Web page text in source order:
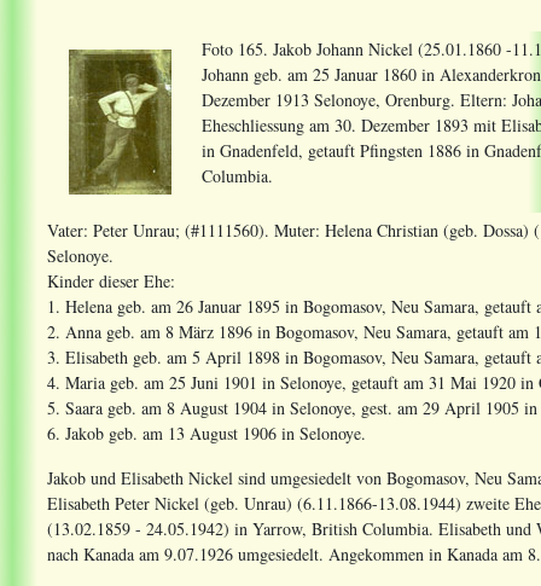
Foto 165. Jakob Johann Nickel (25.01.1860 -
Johann geb. am 25 Januar 1860 in
Dezember 1913 Selonoye, Orenburg. Eltern:
Eheschliessung am 30. Dezember 1893 mit
in Gnadenfeld, getauft Pfingsten 1886 in
Columbia.
Vater: Peter Unrau; (#1111560). Muter: Helena Christian (geb.
Selonoye.
Kinder dieser Ehe:
1. Helena geb. am 26 Januar 1895 in Bogomasov, Neu Samara,
2. Anna geb. am 8 März 1896 in Bogomasov, Neu Samara, getauft am
3. Elisabeth geb. am 5 April 1898 in Bogomasov, Neu Samara, getauft
4. Maria geb. am 25 Juni 1901 in Selonoye, getauft am 31 Mai 1920 in
5. Saara geb. am 8 August 1904 in Selonoye, gest. am 29 April 1905 in
6. Jakob geb. am 13 August 1906 in Selonoye.
Jakob und Elisabeth Nickel sind umgesiedelt von Bogomasov, Neu
Elisabeth Peter Nickel (geb. Unrau) (6.11.1866-13.08.1944) zweite
(13.02.1859 - 24.05.1942) in Yarrow, British Columbia. Elisabeth
nach Kanada am 9.07.1926 umgesiedelt. Angekommen in Kanada am